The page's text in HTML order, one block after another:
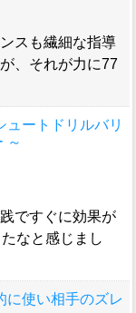
スも繊細な指導
、それが力に77
ュートドリルバリ
～
ですぐに効果が
なと感じまし
に使い相手のズレ